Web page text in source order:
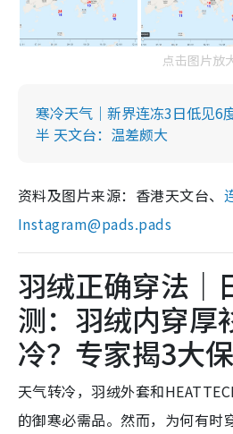
点击图片放
寒冷天气｜新界连冻3日低见6
半 天文台：温差颇大
资料及图片来源：香港天文台、
Instagram@pads.pads
羽绒正确穿法｜
测：羽绒内穿厚
冷？专家揭3大
天气转冷，羽绒外套和
的御寒必需品。然而，为何有时